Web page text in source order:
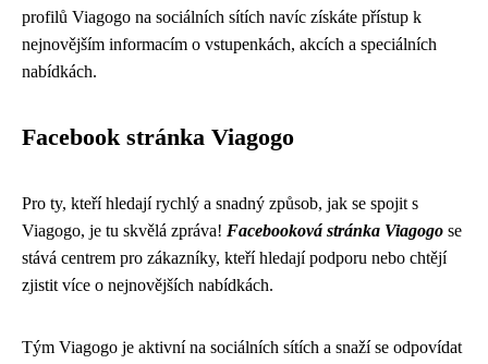
profilů Viagogo na sociálních sítích navíc získáte přístup k
nejnovějším informacím o vstupenkách, akcích a speciálních
nabídkách.
Facebook stránka Viagogo
Pro ty, kteří hledají rychlý a snadný způsob, jak se spojit s
Viagogo, je tu skvělá zpráva! Facebooková stránka Viagogo se
stává centrem pro zákazníky, kteří hledají podporu nebo chtějí
zjistit více o nejnovějších nabídkách.
Tým Viagogo je aktivní na sociálních sítích a snaží se odpovídat